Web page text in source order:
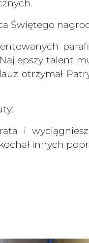
Świętego
talent
otrzymał
i
innych